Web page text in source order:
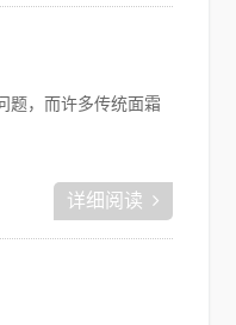
题，而许多传统面霜
详细阅读